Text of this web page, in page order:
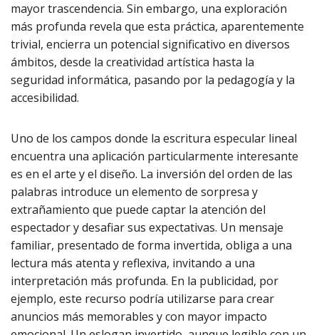
mayor trascendencia. Sin embargo, una exploración
más profunda revela que esta práctica, aparentemente
trivial, encierra un potencial significativo en diversos
ámbitos, desde la creatividad artística hasta la
seguridad informática, pasando por la pedagogía y la
accesibilidad.
Uno de los campos donde la escritura especular lineal
encuentra una aplicación particularmente interesante
es en el arte y el diseño. La inversión del orden de las
palabras introduce un elemento de sorpresa y
extrañamiento que puede captar la atención del
espectador y desafiar sus expectativas. Un mensaje
familiar, presentado de forma invertida, obliga a una
lectura más atenta y reflexiva, invitando a una
interpretación más profunda. En la publicidad, por
ejemplo, este recurso podría utilizarse para crear
anuncios más memorables y con mayor impacto